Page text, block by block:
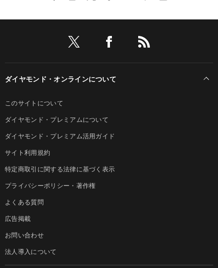
ダイヤモンド・オンラインについて
このサイトについて
ダイヤモンド・プレミアムについて
ダイヤモンド・プレミアム活用ガイド
サイト利用規約
特定商取引に関する法律に基づく表示
プライバシーポリシー・著作権
よくある質問
広告掲載
お問い合わせ
法人導入について